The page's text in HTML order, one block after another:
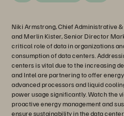
Niki Armstrong, Chief Administrative
and Merlin Kister, Senior Director
critical role of data in organizations
consumption of data centers.
centers is vital due to the increasing
and Intel are partnering to offer
advanced processors and liquid
power usage significantly. Watch the
proactive energy management and
ensure sustainability in the data center.